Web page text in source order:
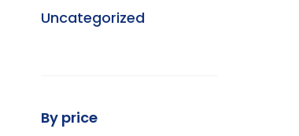
Uncategorized
By price